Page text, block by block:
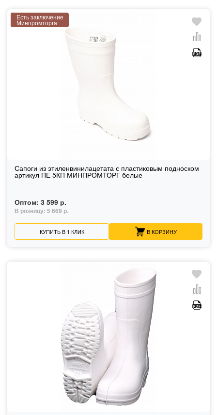
Есть заключение
Минпромторга
Сапоги из этиленвинилацетата с пластиковым подноском
артикул ПЕ 5КП МИНПРОМТОРГ белые
Оптом: 3 599 р.
В розницу: 5 669 р.
КУПИТЬ В 1 КЛИК В КОРЗИНУ